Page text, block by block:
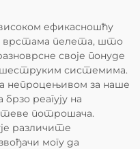
ефикасношћу
врстама пелета, што
своје понуде
системима.
непроцењивом за наше
реагују на
потрошача.
различите
могу да